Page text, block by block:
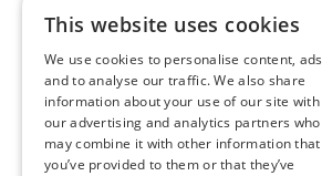
This website uses cookies
We use cookies to personalise content, ads
and to analyse our traffic. We also share
information about your use of our site with
our advertising and analytics partners who
may combine it with other information that
you’ve provided to them or that they’ve